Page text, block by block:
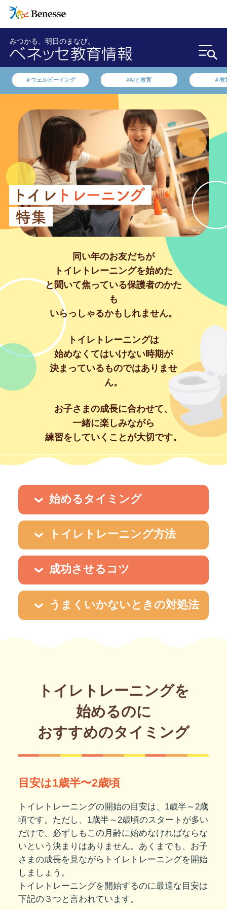
みつかる、明日のまなび。
＃ウェルビーイング #AIと教育 ＃教
同い年のお友だちが
トイレトレーニングを始めた
と聞いて焦っている保護者のかた
も
いらっしゃるかもしれません。
トイレトレーニングは
始めなくてはいけない時期が
決まっているものではありませ
ん。
お子さまの成長に合わせて、
一緒に楽しみながら
練習をしていくことが大切です。
始めるタイミング
トイレトレーニング方法
成功させるコツ
うまくいかないときの対処法
トイレトレーニングを
始めるのに
おすすめのタイミング
目安は1歳半〜2歳頃
トイレトレーニングの開始の目安は、1歳半～2歳
頃です。ただし、1歳半～2歳頃のスタートが多い
だけで、必ずしもこの月齢に始めなければならな
いという決まりはありません。あくまでも、お子
さまの成長を見ながらトイレトレーニングを開始
しましょう。
トイレトレーニングを開始するのに最適な目安は
下記の３つと言われています。